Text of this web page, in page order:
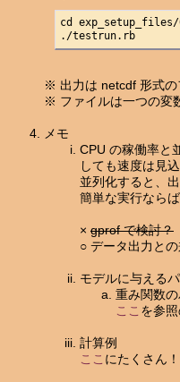
cd exp_setup_files/
./testrun.rb
※ 出力は netcdf 形式の
※ ファイルは一つの変
メモ
CPU の稼働率と
しても速度は見込
並列化すると、
簡単な実行なら
× gprof で検討？
○ データ出力と
モデルに与える
重み関数
ここ を参照
計算例
ここ にたくさん！